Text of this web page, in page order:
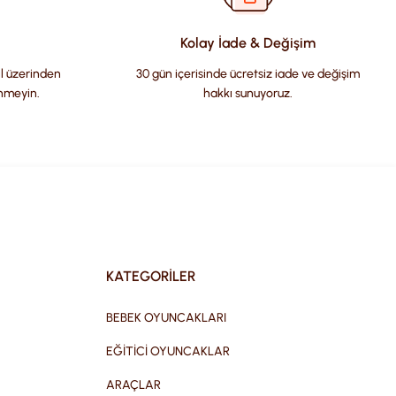
üzerinden
Kolay İade & Değişim
30 gün içerisinde ücretsiz iade ve değişim
hakkı sunuyoruz.
KATEGORİLER
BEBEK OYUNCAKLARI
EĞİTİCİ OYUNCAKLAR
ARAÇLAR